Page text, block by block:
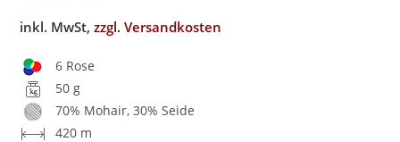
inkl. MwSt,zzgl. Versandkosten
6 Rose
50 g
70% Mohair, 30% Seide
420 m